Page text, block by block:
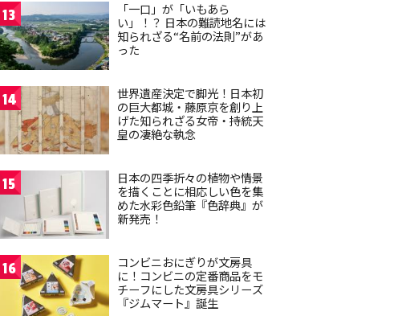
13
「一口」が「いもあら
い」！？ 日本の難読地名には
知られざる“名前の法則”があ
った
14
世界遺産決定で脚光！日本初
の巨大都城・藤原京を創り上
げた知られざる女帝・持統天
皇の凄絶な執念
15
日本の四季折々の植物や情景
を描くことに相応しい色を集
めた水彩色鉛筆『色辞典』が
新発売！
16
コンビニおにぎりが文房具
に！コンビニの定番商品をモ
チーフにした文房具シリーズ
『ジムマート』誕生